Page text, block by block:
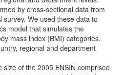
by cross-sectional data from
survey. We used these data to
model that simulates the
mass index (BMI) categories,
regional and department
size of the 2005 ENSIN comprised